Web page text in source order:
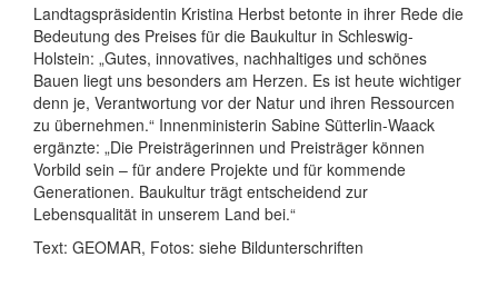
Landtagspräsidentin Kristina Herbst betonte in ihrer Rede die
Bedeutung des Preises für die Baukultur in Schleswig-
Holstein: „Gutes, innovatives, nachhaltiges und schönes
Bauen liegt uns besonders am Herzen. Es ist heute wichtiger
denn je, Verantwortung vor der Natur und ihren Ressourcen
zu übernehmen.“ Innenministerin Sabine Sütterlin-Waack
ergänzte: „Die Preisträgerinnen und Preisträger können
Vorbild sein – für andere Projekte und für kommende
Generationen. Baukultur trägt entscheidend zur
Lebensqualität in unserem Land bei.“
Text: GEOMAR, Fotos: siehe Bildunterschriften